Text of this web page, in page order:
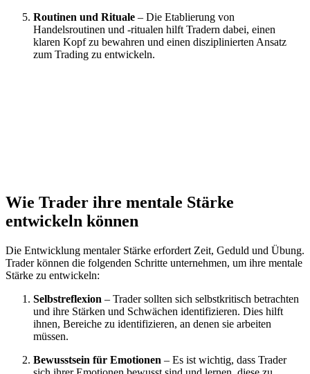
Routinen und Rituale – Die Etablierung von
Handelsroutinen und -ritualen hilft Tradern dabei, einen
klaren Kopf zu bewahren und einen disziplinierten Ansatz
zum Trading zu entwickeln.
Wie Trader ihre mentale Stärke
entwickeln können
Die Entwicklung mentaler Stärke erfordert Zeit, Geduld und Übung.
Trader können die folgenden Schritte unternehmen, um ihre mentale
Stärke zu entwickeln:
Selbstreflexion – Trader sollten sich selbstkritisch betrachten
und ihre Stärken und Schwächen identifizieren. Dies hilft
ihnen, Bereiche zu identifizieren, an denen sie arbeiten
müssen.
Bewusstsein für Emotionen – Es ist wichtig, dass Trader